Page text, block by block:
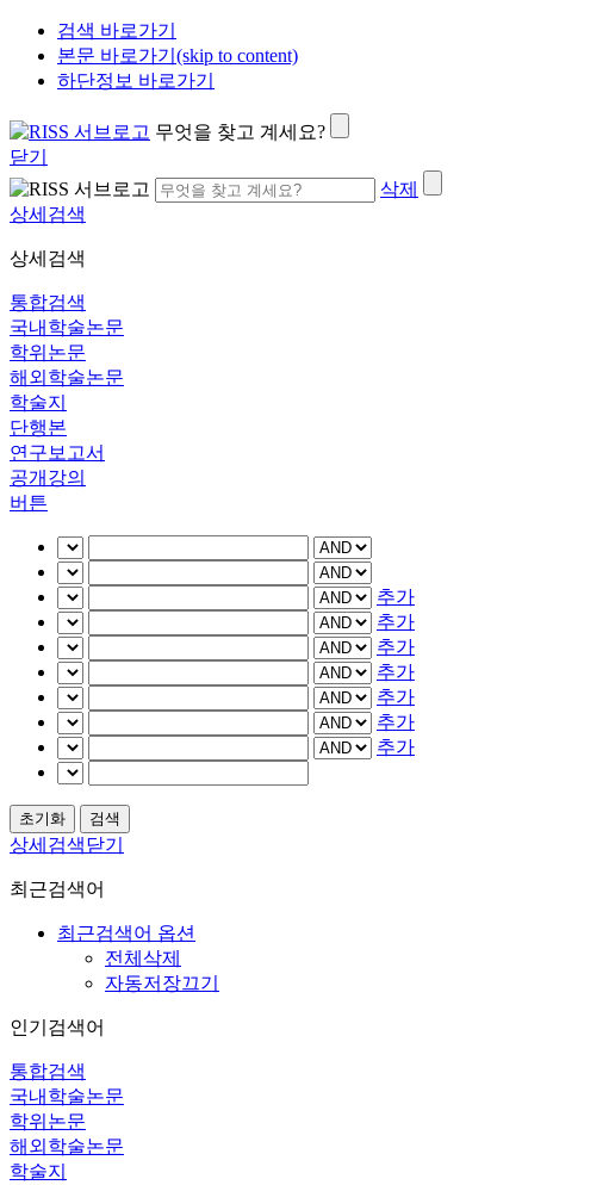
검색 바로가기
본문 바로가기(skip to content)
하단정보 바로가기
무엇을 찾고 계세요?
닫기
삭제
상세검색
상세검색
통합검색
국내학술논문
학위논문
해외학술논문
학술지
단행본
연구보고서
공개강의
버튼
추가
추가
추가
추가
추가
추가
추가
상세검색닫기
최근검색어
최근검색어 옵션
전체삭제
자동저장끄기
인기검색어
통합검색
국내학술논문
학위논문
해외학술논문
학술지